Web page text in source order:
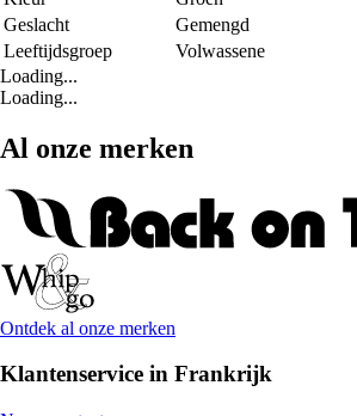
Geslacht
Gemengd
Leeftijdsgroep
Volwassene
Loading...
Loading...
Al onze merken
Ontdek al onze merken
Klantenservice in Frankrijk